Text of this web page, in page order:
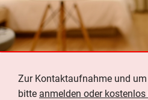
Zur Kontaktaufnahme und
bitte anmelden oder kostenlos